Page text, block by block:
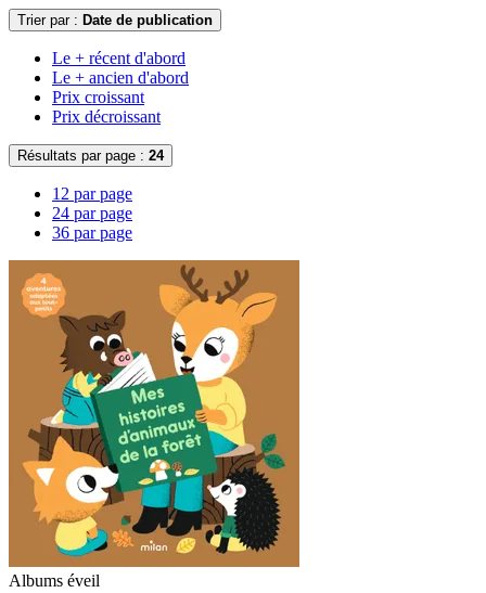
Trier par : Date de publication
Le + récent d'abord
Le + ancien d'abord
Prix croissant
Prix décroissant
Résultats par page : 24
12 par page
24 par page
36 par page
Albums éveil